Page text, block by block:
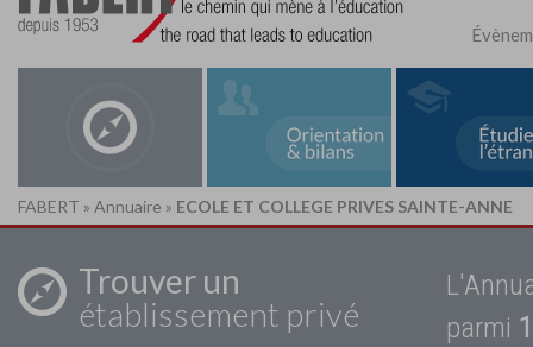
FABERT » Annuaire » ECOLE ET COLLEGE PRIVES SAINTE-ANNE
Trouver un
établissement privé
parmi